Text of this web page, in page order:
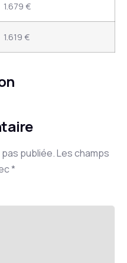
1.679 €
1.619 €
publiée.Les champs
*